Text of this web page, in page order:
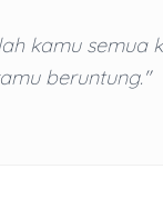
kamu semua
beruntung."